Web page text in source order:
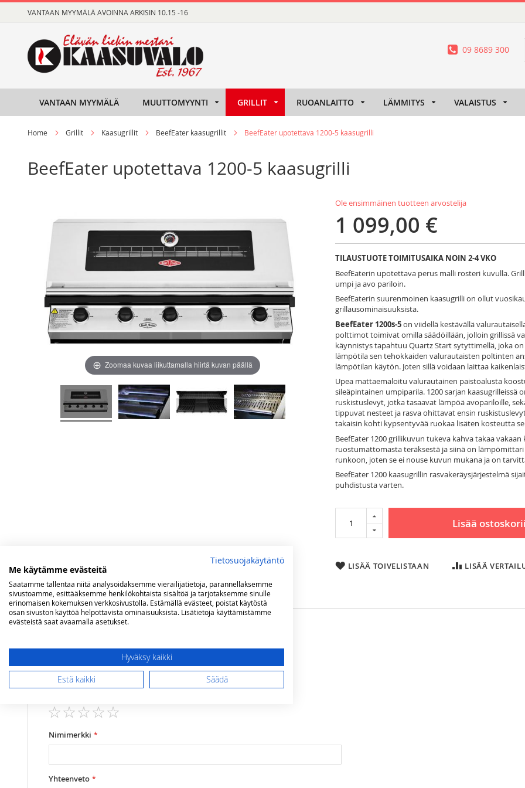
to
VANTAAN MYYMÄLÄ AVOINNA ARKISIN 10.15 -16
09 8689 300
VANTAAN MYYMÄLÄ MUUTTOMYYNTI GRILLIT RUOANLAITTO LÄMMITYS VALAISTUS
Home Grillit Kaasugrillit BeefEater kaasugrillit BeefEater upotettava 1200-5 kaasugrilli
BeefEater upotettava 1200-5 kaasugrilli
Ole ensimmäinen tuotteen arvostelija
1 099,00 €
TILAUSTUOTE TOIMITUSAIKA NOIN 2-4 VKO
BeefEaterin upotettava perus malli rosteri kuvulla.
umpi ja avo pariloin.
BeefEaterin suurenmoinen kaasugrilli on ollut
grillausominaisuuksista.
BeefEater 1200s-5on viidellä kestävällä
polttimot toimivat omilla säädöillään, jolloin grillissä
käynnistys tapahtuu Quartz Start sytyttimellä, joka
lämpötila sen tehokkaiden valurautaisten poltinten
lämpötilan käytön. Joten sillä voidaan laittaa
Upea mattaemaloitu valurautainen paistoalusta
sileäpintainen umpiparila. 1200 sarjan
ruskistuslevyt, jotka tasaavat lämpöä avopariloille,
tippuvat nesteet ja rasva ohittavat ensin
takaisin kohti kypsentyvää ruokaa lisäten kosteutta
BeefEater 1200 grillikuvun tukeva kahva takaa
ruostumattomasta teräksestä ja siinä on
runkoon, joten se ei nouse kuvun mukana ja on
BeefEater 1200 kaasugrillin rasvakeräysjärjestelmä
puhdistusta varten.
Lisää
LISÄÄ TOIVELISTAAN LISÄÄ
images
gallery
beginning
images
gallery
Zoomaa kuvaa liikuttamalla hiirtä kuvan päällä
Lisätietoja
Grillausala
lxs 96x48 cm, 4608 cm², josta 64x48 cm avoparilaa ja 32x48 cm umpiparilaa
Grillausalan materiaali
Sivukeitin
Arvostelut
BeefEater upotettava 1200-5 kaasugrilli
Arviosi
star
stars
stars
stars
stars
Nimimerkki
Yhteenveto
Tietosuojakäytäntö
Me käytämme evästeitä
Saatamme tallentaa niitä analysoidaksemme vierailijatietoja, parannellaksemme
sivustoamme, esittääksemme henkilökohtaista sisältöä ja tarjotaksemme sinulle
erinomaisen kokemuksen verkkosivustolla. Estämällä evästeet, poistat käytöstä
osan sivuston käyttöä helpottavista ominaisuuksista. Lisätietoja käyttämistämme
evästeistä saat avaamalla asetukset.
Hyväksy kaikki
Estä kaikki Säädä